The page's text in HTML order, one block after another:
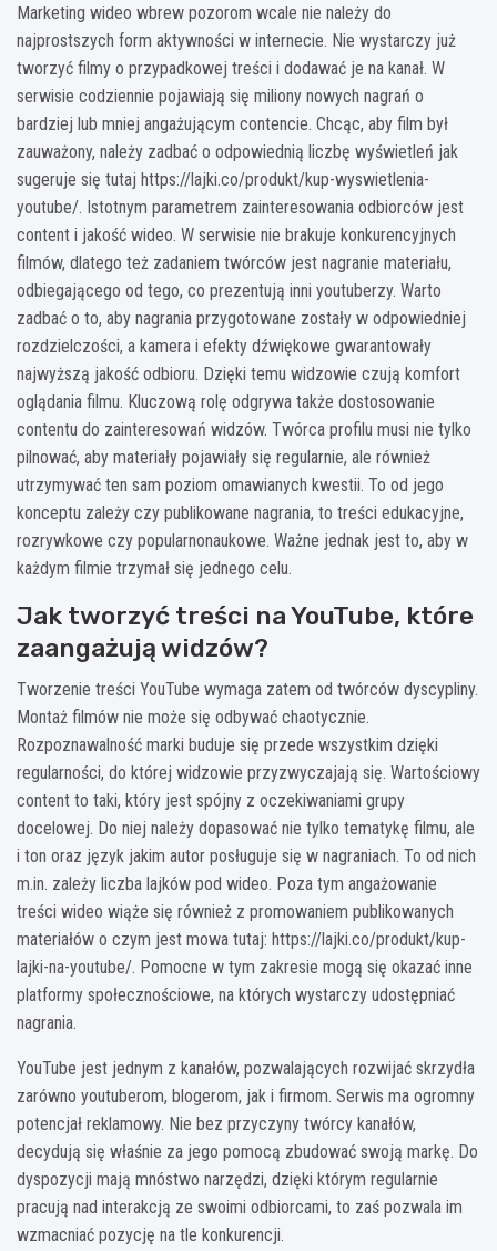
Marketing wideo wbrew pozorom wcale nie należy do
najprostszych form aktywności w internecie. Nie wystarczy już
tworzyć filmy o przypadkowej treści i dodawać je na kanał. W
serwisie codziennie pojawiają się miliony nowych nagrań o
bardziej lub mniej angażującym contencie. Chcąc, aby film był
zauważony, należy zadbać o odpowiednią liczbę wyświetleń jak
sugeruje się tutaj https://lajki.co/produkt/kup-wyswietlenia-
youtube/. Istotnym parametrem zainteresowania odbiorców jest
content i jakość wideo. W serwisie nie brakuje konkurencyjnych
filmów, dlatego też zadaniem twórców jest nagranie materiału,
odbiegającego od tego, co prezentują inni youtuberzy. Warto
zadbać o to, aby nagrania przygotowane zostały w odpowiedniej
rozdzielczości, a kamera i efekty dźwiękowe gwarantowały
najwyższą jakość odbioru. Dzięki temu widzowie czują komfort
oglądania filmu. Kluczową rolę odgrywa także dostosowanie
contentu do zainteresowań widzów. Twórca profilu musi nie tylko
pilnować, aby materiały pojawiały się regularnie, ale również
utrzymywać ten sam poziom omawianych kwestii. To od jego
konceptu zależy czy publikowane nagrania, to treści edukacyjne,
rozrywkowe czy popularnonaukowe. Ważne jednak jest to, aby w
każdym filmie trzymał się jednego celu.
Jak tworzyć treści na YouTube, które
zaangażują widzów?
Tworzenie treści YouTube wymaga zatem od twórców dyscypliny.
Montaż filmów nie może się odbywać chaotycznie.
Rozpoznawalność marki buduje się przede wszystkim dzięki
regularności, do której widzowie przyzwyczajają się. Wartościowy
content to taki, który jest spójny z oczekiwaniami grupy
docelowej. Do niej należy dopasować nie tylko tematykę filmu, ale
i ton oraz język jakim autor posługuje się w nagraniach. To od nich
m.in. zależy liczba lajków pod wideo. Poza tym angażowanie
treści wideo wiąże się również z promowaniem publikowanych
materiałów o czym jest mowa tutaj: https://lajki.co/produkt/kup-
lajki-na-youtube/. Pomocne w tym zakresie mogą się okazać inne
platformy społecznościowe, na których wystarczy udostępniać
nagrania.
YouTube jest jednym z kanałów, pozwalających rozwijać skrzydła
zarówno youtuberom, blogerom, jak i firmom. Serwis ma ogromny
potencjał reklamowy. Nie bez przyczyny twórcy kanałów,
decydują się właśnie za jego pomocą zbudować swoją markę. Do
dyspozycji mają mnóstwo narzędzi, dzięki którym regularnie
pracują nad interakcją ze swoimi odbiorcami, to zaś pozwala im
wzmacniać pozycję na tle konkurencji.